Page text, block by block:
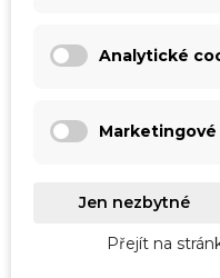
Analytické
Jen nezbytné
Přejít na